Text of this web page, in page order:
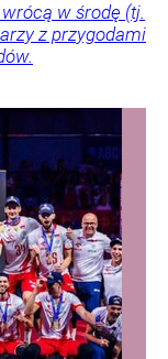
w środę (tj.
z przygodami